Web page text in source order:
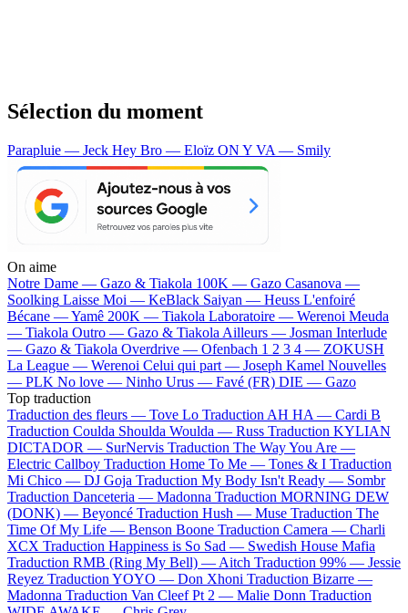
Sélection du moment
Parapluie — Jeck Hey Bro — Eloïz ON Y VA — Smily
On aime
Notre Dame — Gazo & Tiakola 100K — Gazo Casanova —
Soolking Laisse Moi — KeBlack Saiyan — Heuss L'enfoiré
Bécane —Yamê 200K — Tiakola Laboratoire — Werenoi Meuda
— Tiakola Outro — Gazo & Tiakola Ailleurs — Josman Interlude
— Gazo & Tiakola Overdrive — Ofenbach 1 2 3 4 — ZOKUSH
La League — Werenoi Celui qui part — Joseph Kamel Nouvelles
— PLK No love — Ninho Urus — Favé (FR) DIE — Gazo
Top traduction
Traduction des fleurs — Tove Lo Traduction AH HA — Cardi B
Traduction Coulda Shoulda Woulda — Russ Traduction KYLIAN
DICTADOR — SurNervis Traduction The Way You Are —
Electric Callboy Traduction Home To Me — Tones & I Traduction
Mi Chico — DJ Goja Traduction My Body Isn't Ready — Sombr
Traduction Danceteria — Madonna Traduction MORNING DEW
(DONK) — Beyoncé Traduction Hush — Muse Traduction The
Time Of My Life — Benson Boone Traduction Camera — Charli
XCX Traduction Happiness is So Sad — Swedish House Mafia
Traduction RMB (Ring My Bell) — Aitch Traduction 99% — Jessie
Reyez Traduction YOYO — Don Xhoni Traduction Bizarre —
Madonna Traduction Van Cleef Pt 2 — Malie Donn Traduction